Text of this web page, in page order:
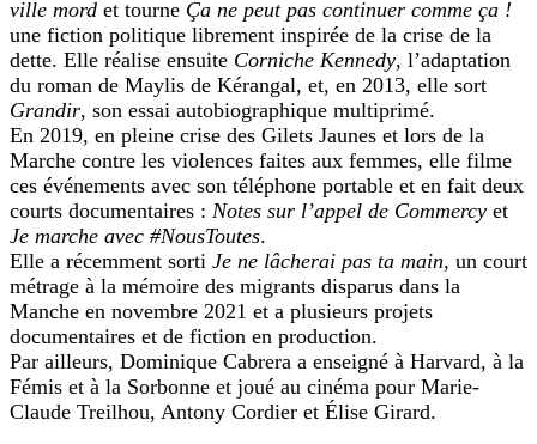
ville mord et tourne Ça ne peut pas continuer comme ça !
une fiction politique librement inspirée de la crise de la
dette. Elle réalise ensuite Corniche Kennedy, l’adaptation
du roman de Maylis de Kérangal, et, en 2013, elle sort
Grandir, son essai autobiographique multiprimé.
En 2019, en pleine crise des Gilets Jaunes et lors de la
Marche contre les violences faites aux femmes, elle filme
ces événements avec son téléphone portable et en fait deux
courts documentaires : Notes sur l’appel de Commercy et
Je marche avec #NousToutes.
Elle a récemment sorti Je ne lâcherai pas ta main, un court
métrage à la mémoire des migrants disparus dans la
Manche en novembre 2021 et a plusieurs projets
documentaires et de fiction en production.
Par ailleurs, Dominique Cabrera a enseigné à Harvard, à la
Fémis et à la Sorbonne et joué au cinéma pour Marie-
Claude Treilhou, Antony Cordier et Élise Girard.